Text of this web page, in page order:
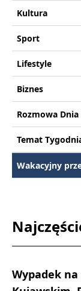
Kultura
Sport
Lifestyle
Biznes
Rozmowa Dnia
Temat
Wakacyjny
Wypadek